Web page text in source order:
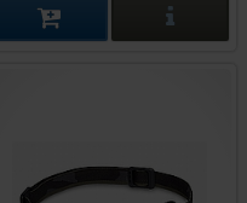
פרטים נוספים